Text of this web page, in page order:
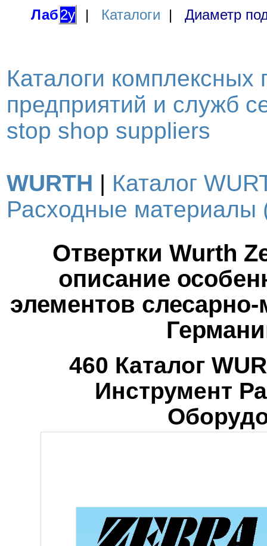
Лаб2у | Каталоги | Диаметр
Каталоги комплексных
предприятий и служб
stop shop suppliers
WURTH | Каталог
Расходные материалы
Отвертки Wurth
описание
элементов
460 Каталог
Инструмент